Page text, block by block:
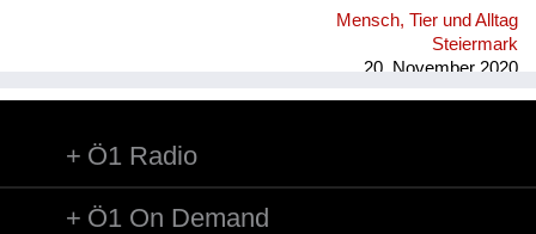
Mensch, Tier und Alltag
Steiermark
20. November 2020
Ö1 Radio
Ö1 On Demand